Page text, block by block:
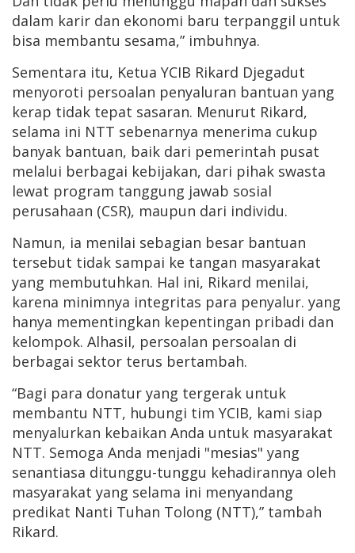
dalam karir dan ekonomi baru terpanggil untuk
bisa membantu sesama,” imbuhnya.
Sementara itu, Ketua YCIB Rikard Djegadut
menyoroti persoalan penyaluran bantuan yang
kerap tidak tepat sasaran. Menurut Rikard,
selama ini NTT sebenarnya menerima cukup
banyak bantuan, baik dari pemerintah pusat
melalui berbagai kebijakan, dari pihak swasta
lewat program tanggung jawab sosial
perusahaan (CSR), maupun dari individu.
Namun, ia menilai sebagian besar bantuan
tersebut tidak sampai ke tangan masyarakat
yang membutuhkan. Hal ini, Rikard menilai,
karena minimnya integritas para penyalur. yang
hanya mementingkan kepentingan pribadi dan
kelompok. Alhasil, persoalan persoalan di
berbagai sektor terus bertambah.
“Bagi para donatur yang tergerak untuk
membantu NTT, hubungi tim YCIB, kami siap
menyalurkan kebaikan Anda untuk masyarakat
NTT. Semoga Anda menjadi "mesias" yang
senantiasa ditunggu-tunggu kehadirannya oleh
masyarakat yang selama ini menyandang
predikat Nanti Tuhan Tolong (NTT),” tambah
Rikard.